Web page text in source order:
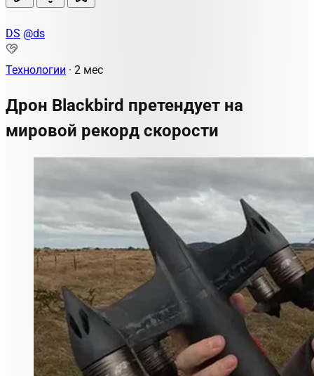
DS @ds
Технологии · 2 мес
Дрон Blackbird претендует на
мировой рекорд скорости